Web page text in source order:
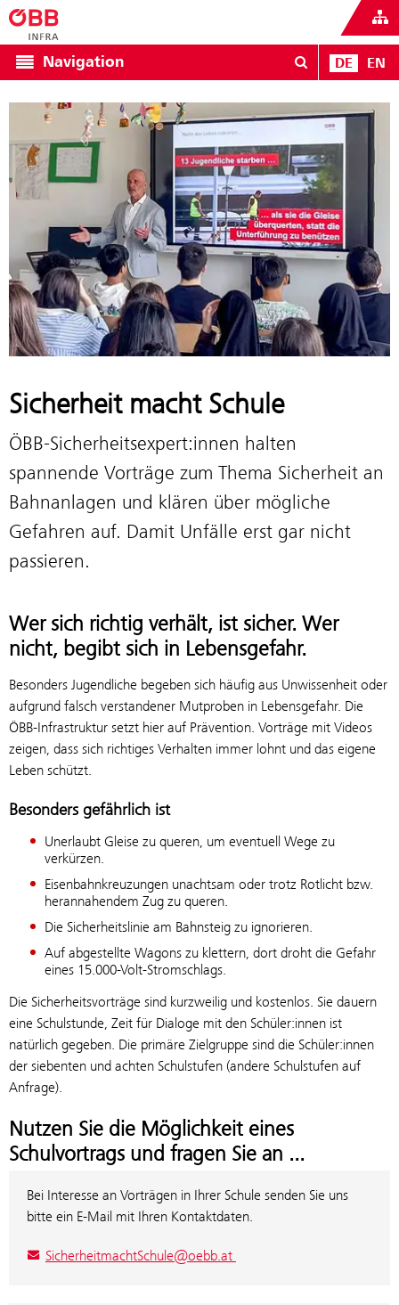
Navigation DE EN
Sicherheit macht Schule
ÖBB-Sicherheitsexpert:innen halten
spannende Vorträge zum Thema Sicherheit an
Bahnanlagen und klären über mögliche
Gefahren auf. Damit Unfälle erst gar nicht
passieren.
Wer sich richtig verhält, ist sicher. Wer
nicht, begibt sich in Lebensgefahr.
Besonders Jugendliche begeben sich häufig aus Unwissenheit oder
aufgrund falsch verstandener Mutproben in Lebensgefahr. Die
ÖBB-Infrastruktur setzt hier auf Prävention. Vorträge mit Videos
zeigen, dass sich richtiges Verhalten immer lohnt und das eigene
Leben schützt.
Besonders gefährlich ist
Unerlaubt Gleise zu queren, um eventuell Wege zu
verkürzen.
Eisenbahnkreuzungen unachtsam oder trotz Rotlicht bzw.
herannahendem Zug zu queren.
Die Sicherheitslinie am Bahnsteig zu ignorieren.
Auf abgestellte Wagons zu klettern, dort droht die Gefahr
eines 15.000-Volt-Stromschlags.
Die Sicherheitsvorträge sind kurzweilig und kostenlos. Sie dauern
eine Schulstunde, Zeit für Dialoge mit den Schüler:innen ist
natürlich gegeben. Die primäre Zielgruppe sind die Schüler:innen
der siebenten und achten Schulstufen (andere Schulstufen auf
Anfrage).
Nutzen Sie die Möglichkeit eines
Schulvortrags und fragen Sie an ...
Bei Interesse an Vorträgen in Ihrer Schule senden Sie uns
bitte ein E-Mail mit Ihren Kontaktdaten.
SicherheitmachtSchule@oebb.at